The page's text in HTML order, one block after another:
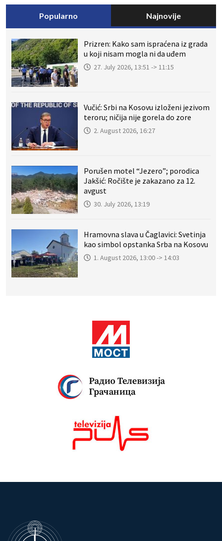
Popularno Najnovije
Prizren: Kako sam ispraćena iz grada
u koji nisam mogla ni da uđem
27. July 2026, 13:51 -> 11:15
Vučić: Srbi na Kosovu izloženi jezivom
teroru; ničija nije gorela do zore
2. August 2026, 16:27
Porušen motel “Jezero”; porodica
Jakšić: Ročište je zakazano za 12.
avgust
30. July 2026, 13:19
Hramovna slava u Čaglavici: Svetinja
kao simbol opstanka Srba na Kosovu
1. August 2026, 13:00 -> 14:03